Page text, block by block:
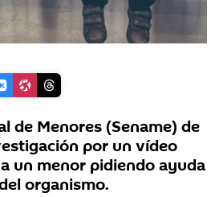
de Menores (Sename) de
por un vídeo
un menor pidiendo ayuda
organismo.